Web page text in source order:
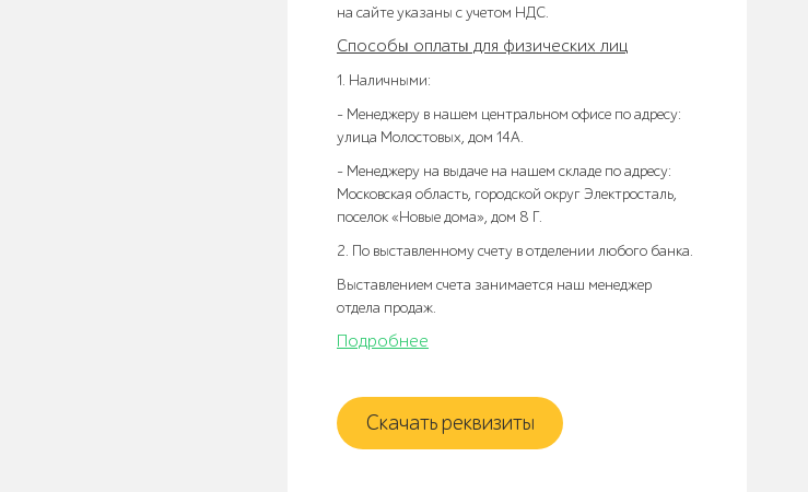
на сайте указаны с учетом НДС.
Способы оплаты для физических лиц
1. Наличными:
- Менеджеру в нашем центральном офисе по адресу:
улица Молостовых, дом 14А.
- Менеджеру на выдаче на нашем складе по адресу:
Московская область, городской округ Электросталь,
поселок «Новые дома», дом 8 Г.
2. По выставленному счету в отделении любого банка.
Выставлением счета занимается наш менеджер
отдела продаж.
Подробнее
Скачать реквизиты